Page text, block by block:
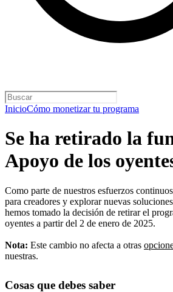
InicioCómo monetizar tu programa
Se ha retirado la
Apoyo de los
Como parte de nuestros esfuerzos
para creadores y explorar nuevas
hemos tomado la decisión de retirar el
oyentes a partir del 2 de enero de 2025.
Nota: Este cambio no afecta a otras
nuestras.
Cosas que debes saber